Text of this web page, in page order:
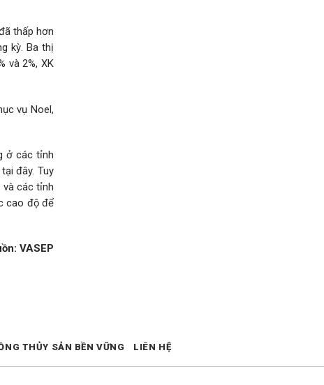
thấp hơn
kỳ. Ba thị
và 2%, XK
vụ Noel,
ở các tỉnh
đây. Tuy
và các tỉnh
cao độ để
VASEP
THỦY SẢN BỀN VỮNG LIÊN HỆ